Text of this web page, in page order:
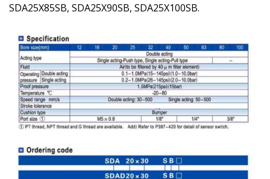
SDA25X85SB, SDA25X90SB, SDA25X100SB.